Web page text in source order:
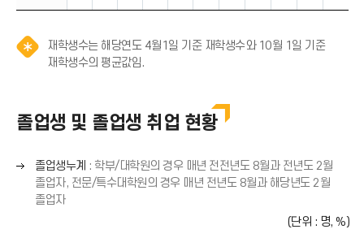
재학생수는 해당연도 4월1일 기준 재학생수와 10월 1일 기준
재학생수의 평균값임.알
*
아
콘
)
졸업생 및 졸업생 취업 현황
오
른
쪽
졸업생누계 : 학부/대학원의 경우 매년 전전년도 8월과 전년도 2월
졸업자, 전문/특수대학원의 경우 매년 전년도 8월과 해당년도 2월
졸업자
(단위 : 명, %)